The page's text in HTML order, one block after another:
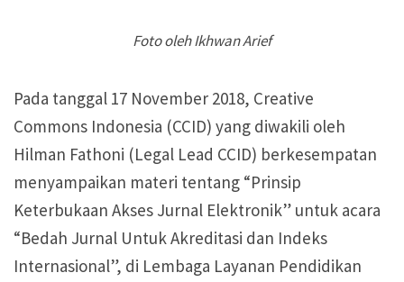
Foto oleh Ikhwan Arief
Pada tanggal 17 November 2018, Creative
Commons Indonesia (CCID) yang diwakili oleh
Hilman Fathoni (Legal Lead CCID) berkesempatan
menyampaikan materi tentang “Prinsip
Keterbukaan Akses Jurnal Elektronik” untuk acara
“Bedah Jurnal Untuk Akreditasi dan Indeks
Internasional”, di Lembaga Layanan Pendidikan